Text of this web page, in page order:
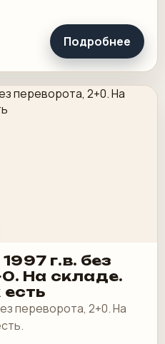
Подробнее
г.в. без
На складе.
переворота, 2+0. На